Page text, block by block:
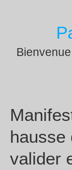
hausse
valider